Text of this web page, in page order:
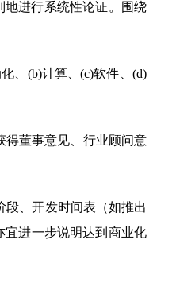
地进行系统性论证。围绕
、(b)计算、(c)软件、(d)
得董事意见、行业顾问意
段、开发时间表（如推出
宜进一步说明达到商业化